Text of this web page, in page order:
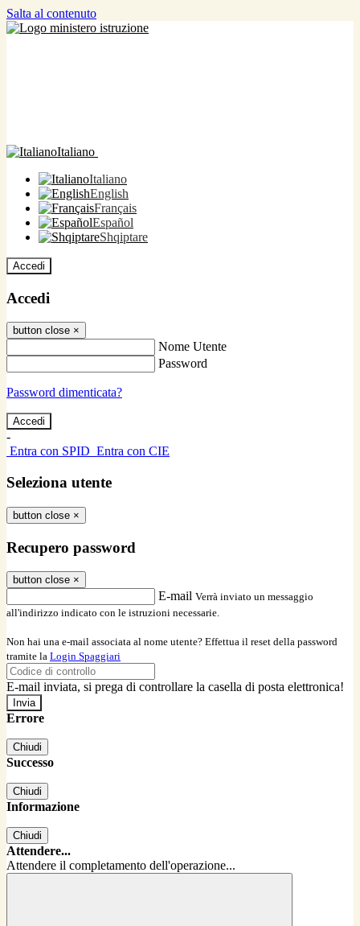
Salta al contenuto
Italiano
Italiano
English
Français
Español
Shqiptare
Accedi
Accedi
button close ×
Nome Utente
Password
Password dimenticata?
-
Entra con SPID Entra con CIE
Seleziona utente
button close ×
Recupero password
button close ×
E-mail Verrà inviato un messaggio
all'indirizzo indicato con le istruzioni necessarie.
Non hai una e-mail associata al nome utente? Effettua il reset della password
tramite la Login Spaggiari
E-mail inviata, si prega di controllare la casella di posta elettronica!
Errore
Chiudi
Successo
Chiudi
Informazione
Chiudi
Attendere...
Attendere il completamento dell'operazione...